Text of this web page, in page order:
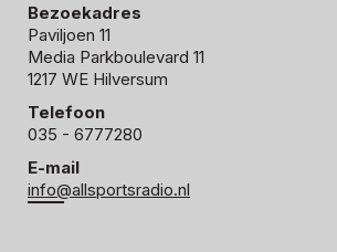
Bezoekadres
Paviljoen 11
Media Parkboulevard 11
1217 WE Hilversum
Telefoon
035 - 6777280
E-mail
info@allsportsradio.nl